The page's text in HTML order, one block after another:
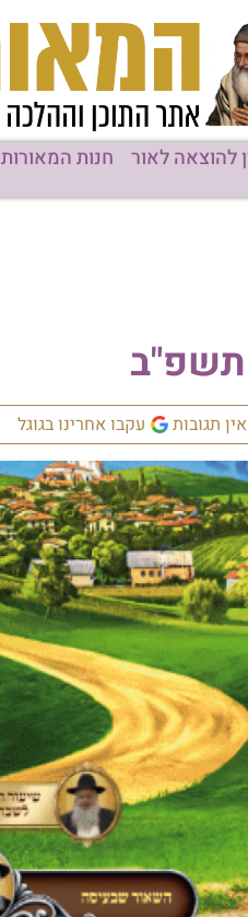
להוצאה לאור חנות המאורות
תשפ"ב
אין תגובות עקבו אחרינו בגוגל